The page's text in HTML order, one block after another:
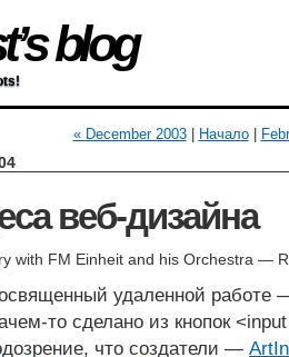
blog
« December 2003| Начало|
веб-дизайна
with FM Einheit and his Orchestra —
удаленной работе
то сделано из кнопок
что создатели —